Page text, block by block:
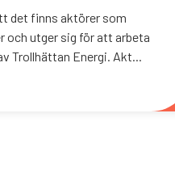
det finns aktörer som
och utger sig för att arbeta
Trollhättan Energi. Akt...